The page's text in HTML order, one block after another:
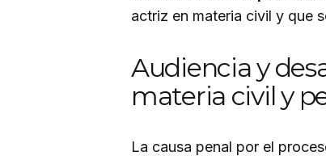
actriz en materia civil y que
Audiencia y
materia civil y
La causa penal por el